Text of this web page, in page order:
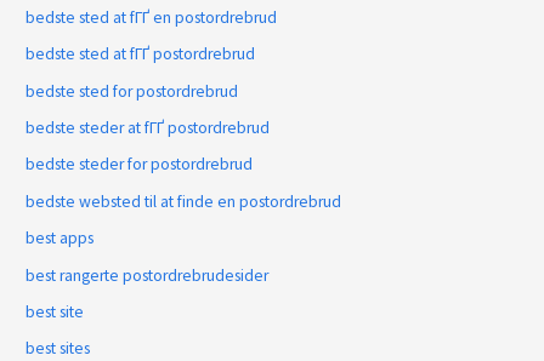
bedste sted at fГҐ en postordrebrud
bedste sted at fГҐ postordrebrud
bedste sted for postordrebrud
bedste steder at fГҐ postordrebrud
bedste steder for postordrebrud
bedste websted til at finde en postordrebrud
best apps
best rangerte postordrebrudesider
best site
best sites